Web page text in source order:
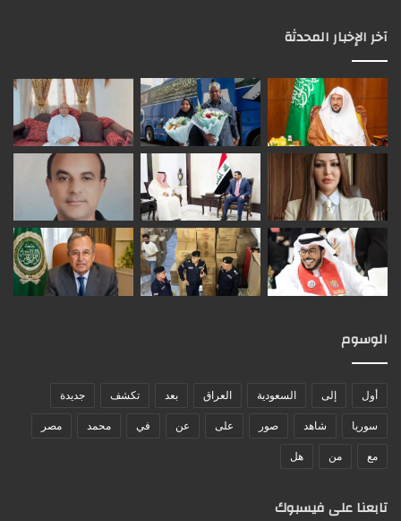
آخر الإخبار المحدثة
الوسوم
أول إلى السعودية العراق بعد تكشف جديدة
سوريا شاهد صور على عن في محمد مصر
مع من هل
تابعنا على فيسبوك